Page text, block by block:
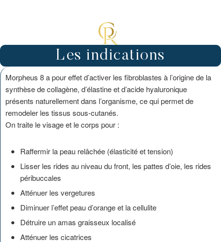
Les indications
Morpheus 8 a pour effet d’activer les fibroblastes à l’origine de la
synthèse de collagène, d’élastine et d’acide hyaluronique
présents naturellement dans l’organisme, ce qui permet de
remodeler les tissus sous-cutanés.
On traite le visage et le corps pour :
Raffermir la peau relâchée (élasticité et tension)
Lisser les rides au niveau du front, les pattes d’oie, les rides
péribuccales
Atténuer les vergetures
Diminuer l’effet peau d’orange et la cellulite
Détruire un amas graisseux localisé
Atténuer les cicatrices